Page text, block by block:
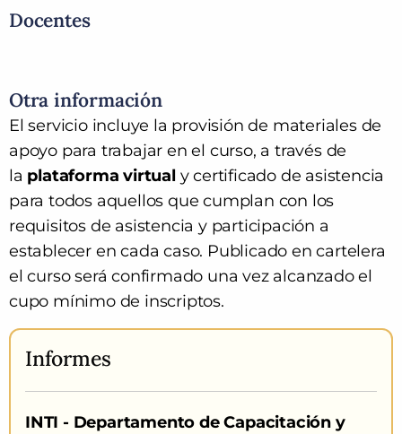
Docentes
Otra información
El servicio incluye la provisión de materiales de
apoyo para trabajar en el curso, a través de
la plataforma virtual ycertificado de asistencia
para todos aquellos que cumplan con los
requisitos de asistencia y participación a
establecer en cada caso. Publicado en cartelera
el curso será confirmado una vez alcanzado el
cupo mínimo de inscriptos.
Informes
INTI - Departamento de Capacitación y